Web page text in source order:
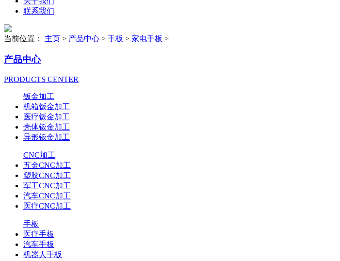
联系我们
当前位置： 主页 > 产品中心 > 手板 > 家电手板 >
产品中心
PRODUCTS CENTER
钣金加工
机箱钣金加工
医疗钣金加工
壳体钣金加工
异形钣金加工
CNC加工
五金CNC加工
塑胶CNC加工
军工CNC加工
汽车CNC加工
医疗CNC加工
手板
医疗手板
汽车手板
机器人手板